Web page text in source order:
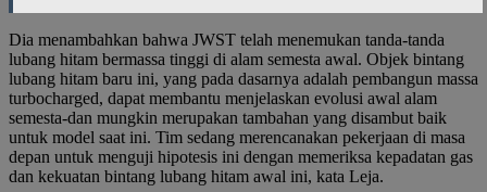
Dia menambahkan bahwa JWST telah menemukan tanda-tanda
lubang hitam bermassa tinggi di alam semesta awal. Objek bintang
lubang hitam baru ini, yang pada dasarnya adalah pembangun massa
turbocharged, dapat membantu menjelaskan evolusi awal alam
semesta-dan mungkin merupakan tambahan yang disambut baik
untuk model saat ini. Tim sedang merencanakan pekerjaan di masa
depan untuk menguji hipotesis ini dengan memeriksa kepadatan gas
dan kekuatan bintang lubang hitam awal ini, kata Leja.